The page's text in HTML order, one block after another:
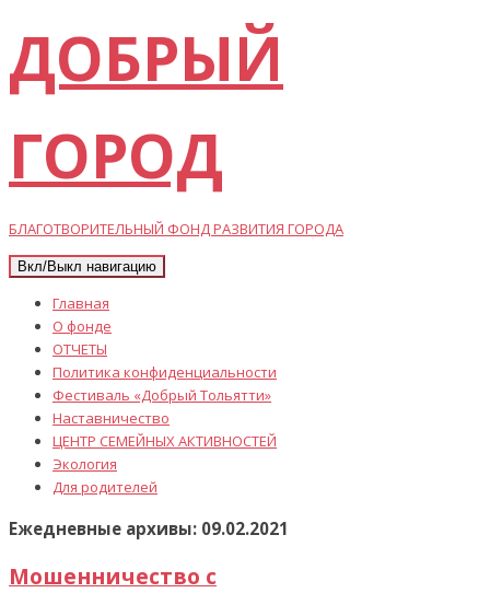
ДОБРЫЙ
ГОРОД
БЛАГОТВОРИТЕЛЬНЫЙ ФОНД РАЗВИТИЯ ГОРОДА
Вкл/Выкл навигацию
Главная
О фонде
ОТЧЕТЫ
Политика конфиденциальности
Фестиваль «Добрый Тольятти»
Наставничество
ЦЕНТР СЕМЕЙНЫХ АКТИВНОСТЕЙ
Экология
Для родителей
Ежедневные архивы: 09.02.2021
Мошенничество с